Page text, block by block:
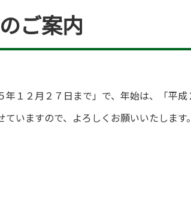
ご案内
１２月２７日まで」で、年始は、「平成
いますので、よろしくお願いいたします。